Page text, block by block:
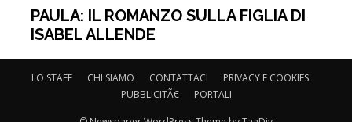
PAULA: IL ROMANZO SULLA FIGLIA DI
ISABEL ALLENDE
LO STAFF CHI SIAMO CONTATTACI
PRIVACY E COOKIES
PUBBLICITÃ€
PORTALI